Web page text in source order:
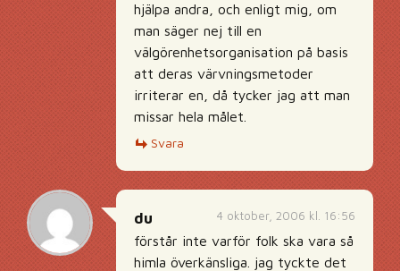
hjälpa andra, och enligt mig, om
man säger nej till en
välgörenhetsorganisation på basis
att deras värvningsmetoder
irriterar en, då tycker jag att man
missar hela målet.
Svara
4 oktober, 2006 kl. 16:56
du
förstår inte varför folk ska vara så
himla överkänsliga. jag tyckte det